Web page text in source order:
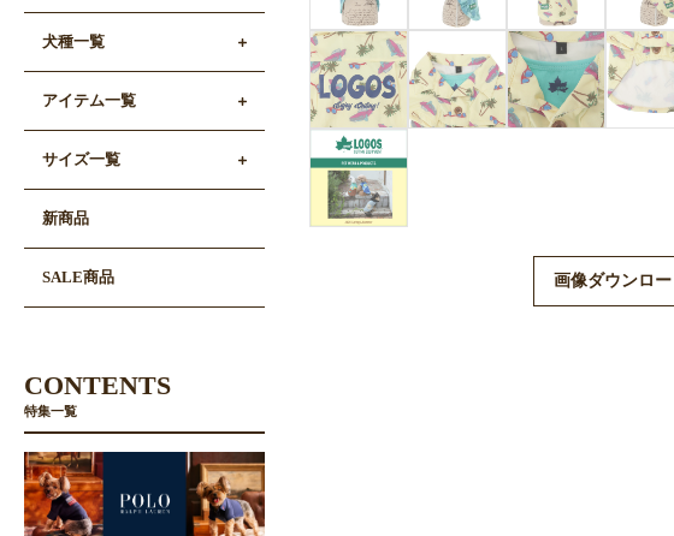
画像ダウンロー
犬種一覧
アイテム一覧
サイズ一覧
新商品
SALE商品
CONTENTS
特集一覧